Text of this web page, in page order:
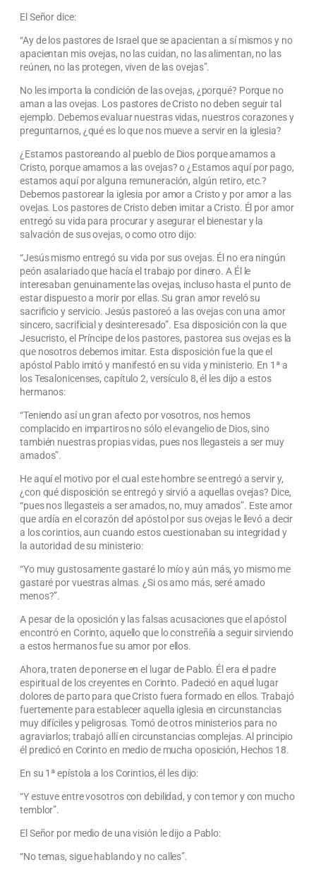
El Señor dice:
“Ay de los pastores de Israel que se apacientan a sí mismos y no
apacientan mis ovejas, no las cuidan, no las alimentan, no las
reúnen, no las protegen, viven de las ovejas”.
No les importa la condición de las ovejas, ¿porqué? Porque no
aman a las ovejas. Los pastores de Cristo no deben seguir tal
ejemplo. Debemos evaluar nuestras vidas, nuestros corazones y
preguntarnos, ¿qué es lo que nos mueve a servir en la iglesia?
¿Estamos pastoreando al pueblo de Dios porque amamos a
Cristo, porque amamos a las ovejas? o ¿Estamos aquí por pago,
estamos aquí por alguna remuneración, algún retiro, etc.?
Debemos pastorear la iglesia por amor a Cristo y por amor a las
ovejas. Los pastores de Cristo deben imitar a Cristo. Él por amor
entregó su vida para procurar y asegurar el bienestar y la
salvación de sus ovejas, o como otro dijo:
“Jesús mismo entregó su vida por sus ovejas. Él no era ningún
peón asalariado que hacía el trabajo por dinero. A Él le
interesaban genuinamente las ovejas, incluso hasta el punto de
estar dispuesto a morir por ellas. Su gran amor reveló su
sacrificio y servicio. Jesús pastoreó a las ovejas con una amor
sincero, sacrificial y desinteresado”. Esa disposición con la que
Jesucristo, el Príncipe de los pastores, pastorea sus ovejas es la
que nosotros debemos imitar. Esta disposición fue la que el
apóstol Pablo imitó y manifestó en su vida y ministerio. En 1ª a
los Tesalonicenses, capítulo 2, versículo 8, él les dijo a estos
hermanos:
“Teniendo así un gran afecto por vosotros, nos hemos
complacido en impartiros no sólo el evangelio de Dios, sino
también nuestras propias vidas, pues nos llegasteis a ser muy
amados”.
He aquí el motivo por el cual este hombre se entregó a servir y,
¿con qué disposición se entregó y sirvió a aquellas ovejas? Dice,
“pues nos llegasteis a ser amados, no, muy amados”. Este amor
que ardía en el corazón del apóstol por sus ovejas le llevó a decir
a los corintios, aun cuando estos cuestionaban su integridad y
la autoridad de su ministerio:
“Yo muy gustosamente gastaré lo mío y aún más, yo mismo me
gastaré por vuestras almas. ¿Si os amo más, seré amado
menos?”.
A pesar de la oposición y las falsas acusaciones que el apóstol
encontró en Corinto, aquello que lo constreñía a seguir sirviendo
a estos hermanos fue su amor por ellos.
Ahora, traten de ponerse en el lugar de Pablo. Él era el padre
espiritual de los creyentes en Corinto. Padeció en aquel lugar
dolores de parto para que Cristo fuera formado en ellos. Trabajó
fuertemente para establecer aquella iglesia en circunstancias
muy difíciles y peligrosas. Tomó de otros ministerios para no
agraviarlos; trabajó allí en circunstancias complejas. Al principio
él predicó en Corinto en medio de mucha oposición, Hechos 18.
En su 1ª epístola a los Corintios, él les dijo:
“Y estuve entre vosotros con debilidad, y con temor y con mucho
temblor”.
El Señor por medio de una visión le dijo a Pablo:
“No temas, sigue hablando y no calles”.